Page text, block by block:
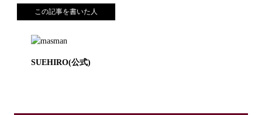
この記事を書いた人
SUEHIRO(公式)